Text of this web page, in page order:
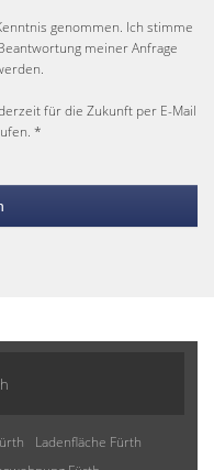
genommen. Ich stimme
meiner Anfrage
für die Zukunft per E-Mail
*
Ladenfläche Fürth